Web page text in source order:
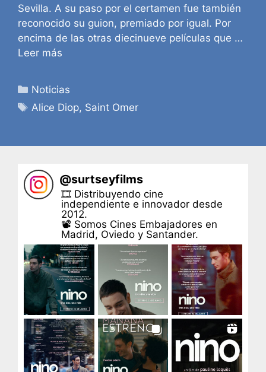
Sevilla. A su paso por el certamen fue también
reconocido su guion, premiado por igual. Por
encima de las otras diecinueve películas que …
Leer más
Categorías
Noticias
Etiquetas
Alice Diop, Saint Omer
@surtseyfilms
🎞 Distribuyendo cine
independiente e innovador desde
2012.
📽 Somos Cines Embajadores en
Madrid, Oviedo y Santander.